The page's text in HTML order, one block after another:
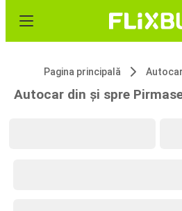
Pagina principală Autocar
Autocar din și spre